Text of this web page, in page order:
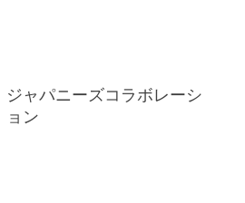
ジャパニーズコラボレーシ
ョン